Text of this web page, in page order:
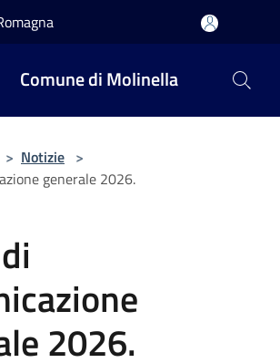
Comune di Molinella
> Notizie >
generale 2026.
2026.